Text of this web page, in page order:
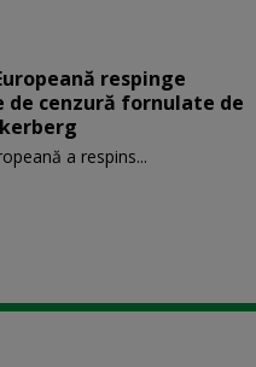
respinge
de cenzură fornulate de
a respins...